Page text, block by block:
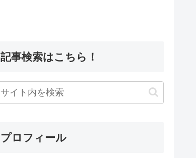
記事検索はこちら！
プロフィール